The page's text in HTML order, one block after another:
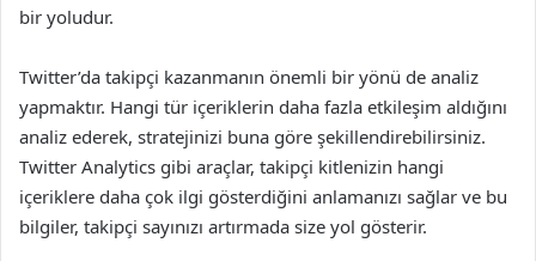
bir yoludur.
Twitter’da takipçi kazanmanın önemli bir yönü de analiz
yapmaktır. Hangi tür içeriklerin daha fazla etkileşim aldığını
analiz ederek, stratejinizi buna göre şekillendirebilirsiniz.
Twitter Analytics gibi araçlar, takipçi kitlenizin hangi
içeriklere daha çok ilgi gösterdiğini anlamanızı sağlar ve bu
bilgiler, takipçi sayınızı artırmada size yol gösterir.